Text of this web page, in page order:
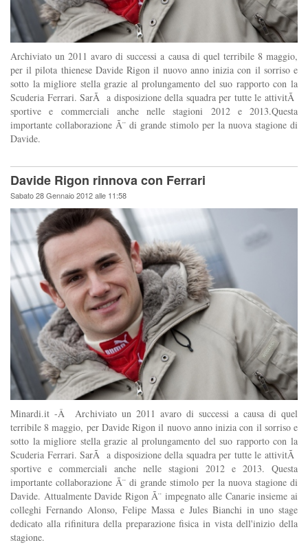
Archiviato un 2011 avaro di successi a causa di quel terribile 8 maggio,
per il pilota thienese Davide Rigon il nuovo anno inizia con il sorriso e
sotto la migliore stella grazie al prolungamento del suo rapporto con la
Scuderia Ferrari. SarÃ a disposizione della squadra per tutte le attivitÃ
sportive e commerciali anche nelle stagioni 2012 e 2013.Questa
importante collaborazione Ã¨ di grande stimolo per la nuova stagione di
Davide.
Davide Rigon rinnova con Ferrari
Sabato 28 Gennaio 2012 alle 11:58
Minardi.it -Â Archiviato un 2011 avaro di successi a causa di quel
terribile 8 maggio, per Davide Rigon il nuovo anno inizia con il sorriso e
sotto la migliore stella grazie al prolungamento del suo rapporto con la
Scuderia Ferrari. SarÃ a disposizione della squadra per tutte le attivitÃ
sportive e commerciali anche nelle stagioni 2012 e 2013. Questa
importante collaborazione Ã¨ di grande stimolo per la nuova stagione di
Davide. Attualmente Davide Rigon Ã¨ impegnato alle Canarie insieme ai
colleghi Fernando Alonso, Felipe Massa e Jules Bianchi in uno stage
dedicato alla rifinitura della preparazione fisica in vista dell'inizio della
stagione.